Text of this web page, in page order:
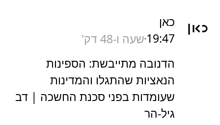
כאן
19:47 שעה ו-48 דק'
הדנובה מתייבשת: הספינות
הנאציות שהתגלו והמדינות
שעומדות בפני סכנת החשכה | דב
גיל-הר